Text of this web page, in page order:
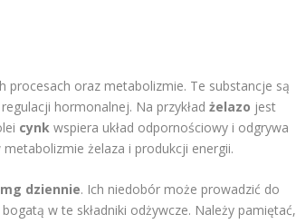
procesach oraz metabolizmie. Te substancje są
hormonalnej. Na przykładżelazo jest
cynk wspiera układ odpornościowy i odgrywa
metabolizmie żelaza i produkcji energii.
dziennie. Ich niedobór może prowadzić do
w te składniki odżywcze. Należy pamiętać,